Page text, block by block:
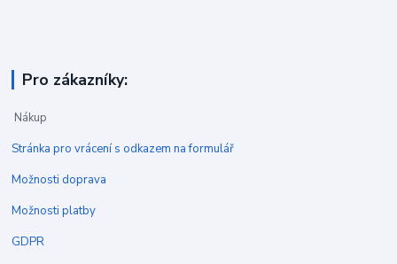
Pro zákazníky:
Nákup
Stránka pro vrácení s odkazem na formulář
Možnosti doprava
Možnosti platby
GDPR